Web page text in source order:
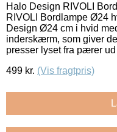
Halo Design RIVOLI
RIVOLI Bordlampe Ø24
Design Ø24 cm i hvid
inderskærm, som giver
presser lyset fra pærer ud
499 kr. (Vis fragtpris)